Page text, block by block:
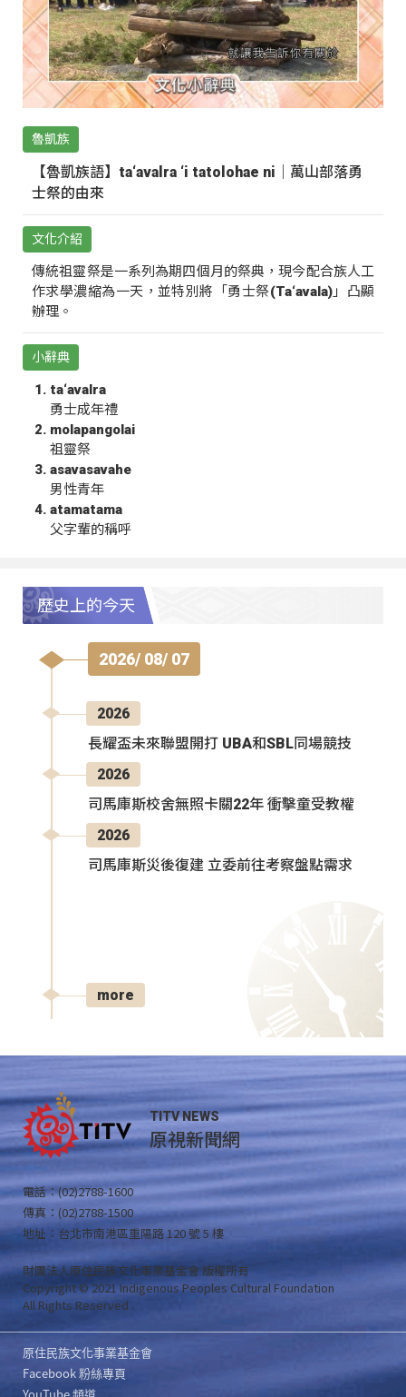
魯凱族
【魯凱族語】ta‘avalra ‘i tatolohae ni｜萬山部落勇
士祭的由來
文化介紹
傳統祖靈祭是一系列為期四個月的祭典，現今配合族人工
作求學濃縮為一天，並特別將「勇士祭(Ta‘avala)」凸顯
辦理。
小辭典
ta‘avalra
勇士成年禮
molapangolai
祖靈祭
asavasavahe
男性青年
atamatama
父字輩的稱呼
歷史上的今天
2026/ 08/ 07
2026
長耀盃未來聯盟開打 UBA和SBL同場競技
2026
司馬庫斯校舍無照卡關22年 衝擊童受教權
2026
司馬庫斯災後復建 立委前往考察盤點需求
more
TITV NEWS
原視新聞網
電話：(02)2788-1600
傳真：(02)2788-1500
地址：台北市南港區重陽路 120 號 5 樓
財團法人原住民族文化事業基金會 版權所有
Copyright © 2021 Indigenous Peoples Cultural Foundation
All Rights Reserved .
原住民族文化事業基金會
Facebook 粉絲專頁